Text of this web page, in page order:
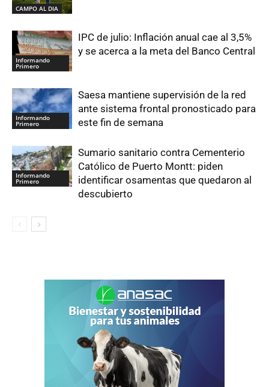
CAMPO AL DIA
Informando
Primero
IPC de julio: Inflación anual cae al 3,5%
y se acerca a la meta del Banco Central
Informando
Primero
Saesa mantiene supervisión de la red
ante sistema frontal pronosticado para
este fin de semana
Informando
Primero
Sumario sanitario contra Cementerio
Católico de Puerto Montt: piden
identificar osamentas que quedaron al
descubierto